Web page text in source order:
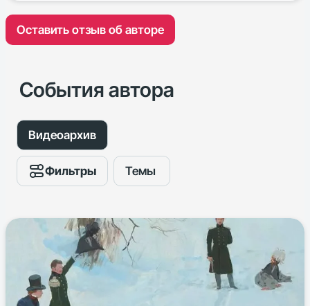
Оставить отзыв об авторе
События автора
Видеоархив
Фильтры Темы